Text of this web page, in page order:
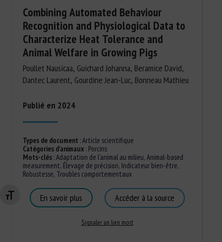
Changer la taille de la police
Combining Automated Behaviour
Recognition and Physiological Data to
Characterize Heat Tolerance and
Animal Welfare in Growing Pigs
Poullet Nausicaa, Guichard Johanna, Beramice David,
Dantec Laurent, Gourdine Jean-Luc, Bonneau Mathieu
Publié en 2024
Types de document :Article scientifique
Catégories d'animaux : Porcins
Mots-clés:Adaptation de l'animal au milieu, Animal-based
measurement, Élevage de précision, Indicateur bien-être,
Robustesse, Troubles comportementaux
En savoir plus Accéder à la source
Signaler un lien mort